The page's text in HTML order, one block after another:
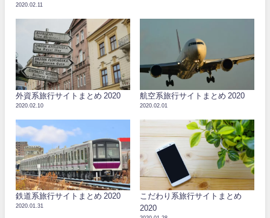
2020.02.11
外資系旅行サイトまとめ 2020
2020.02.10
航空系旅行サイトまとめ 2020
2020.02.01
鉄道系旅行サイトまとめ 2020
2020.01.31
こだわり系旅行サイトまとめ
2020